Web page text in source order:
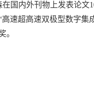
在国内外刊物上发表论文
高速超高速双极型数字集
。